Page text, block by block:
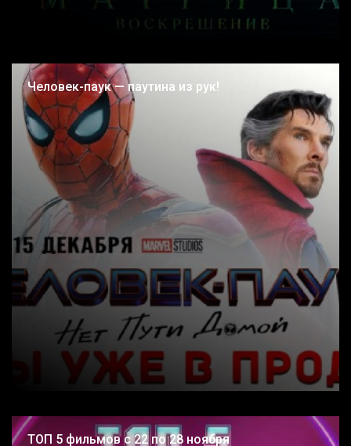
Человек-паук — паутина из рук!
ТОП 5 фильмов с 22 по 28 ноября